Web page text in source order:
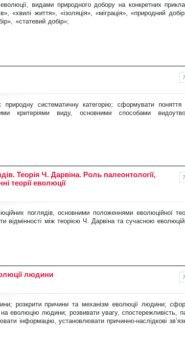
видами природного добору на конкретних
«хвилі життя», «ізоляція», «міграція», «природний
«статевий добір»;
систематичну категорію; сформувати поняття
критеріями виду, основними способами
Теорія Ч. Дарвіна. Роль палеонтології,
теорії еволюції
поглядів, основними положеннями еволюційної
відмінності між теорією Ч. Дарвіна та сучасною
людини
розкрити причини та механізмеволюції людини;
еволюцію людини; розвивати увагу, спостережливість,
інформацію, установлювати причинно-наслідкові